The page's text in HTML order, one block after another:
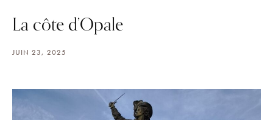
La côte d’Opale
JUIN 23, 2025